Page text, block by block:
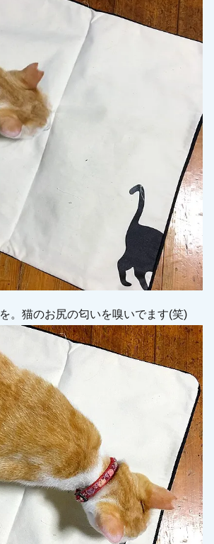
を。猫のお尻の匂いを嗅いでます(笑)